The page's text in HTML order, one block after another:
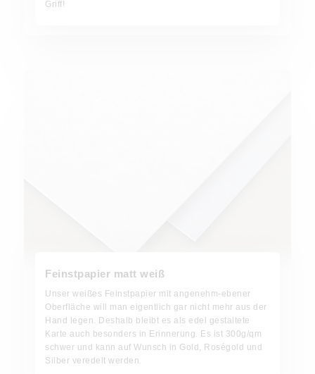
Griff!
Feinstpapier matt weiß
Unser weißes Feinstpapier mit angenehm-ebener
Oberfläche will man eigentlich gar nicht mehr aus der
Hand legen. Deshalb bleibt es als edel gestaltete
Karte auch besonders in Erinnerung. Es ist 300g/qm
schwer und kann auf Wunsch in Gold, Roségold und
Silber veredelt werden.